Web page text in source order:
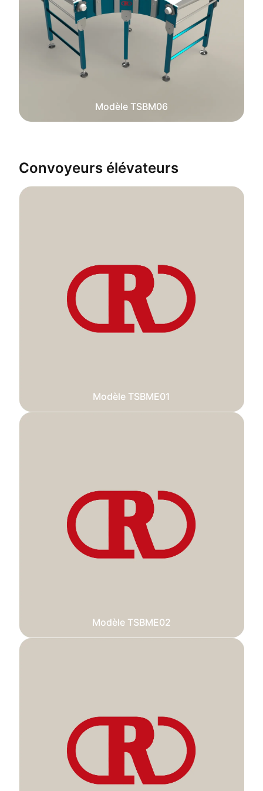
Modèle TSBM06
Convoyeurs élévateurs
Modèle TSBME01
Modèle TSBME02